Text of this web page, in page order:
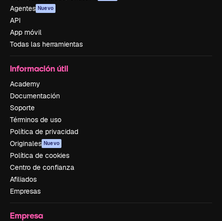
Agentes Nuevo
API
App móvil
Todas las herramientas
Información útil
Academy
Documentación
Soporte
Términos de uso
Política de privacidad
Originales Nuevo
Política de cookies
Centro de confianza
Afiliados
Empresas
Empresa